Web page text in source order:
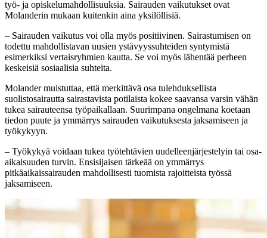
työ- ja opiskelumahdollisuuksia. Sairauden vaikutukset ovat
Molanderin mukaan kuitenkin aina yksilöllisiä.
– Sairauden vaikutus voi olla myös positiivinen. Sairastumisen on
todettu mahdollistavan uusien ystävyyssuhteiden syntymistä
esimerkiksi vertaisryhmien kautta. Se voi myös lähentää perheen
keskeisiä sosiaalisia suhteita.
Molander muistuttaa, että merkittävä osa tulehduksellista
suolistosairautta sairastavista potilaista kokee saavansa varsin vähän
tukea sairauteensa työpaikallaan. Suurimpana ongelmana koetaan
tiedon puute ja ymmärrys sairauden vaikutuksesta jaksamiseen ja
työkykyyn.
– Työkykyä voidaan tukea työtehtävien uudelleenjärjestelyin tai osa-
aikaisuuden turvin. Ensisijaisen tärkeää on ymmärrys
pitkäaikaissairauden mahdollisesti tuomista rajoitteista työssä
jaksamiseen.